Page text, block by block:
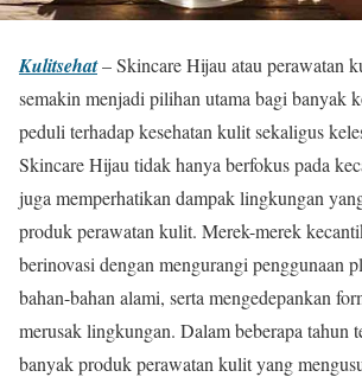
Kulitsehat– Skincare Hijau atau perawatan
semakin menjadi pilihan utama bagi banyak
peduli terhadap kesehatan kulit sekaligus
Skincare Hijau tidak hanya berfokus pada
juga memperhatikan dampak lingkungan
produk perawatan kulit. Merek-merek
berinovasi dengan mengurangi penggunaan
bahan-bahan alami, serta mengedepankan
merusak lingkungan. Dalam beberapa tahun
banyak produk perawatan kulit yang